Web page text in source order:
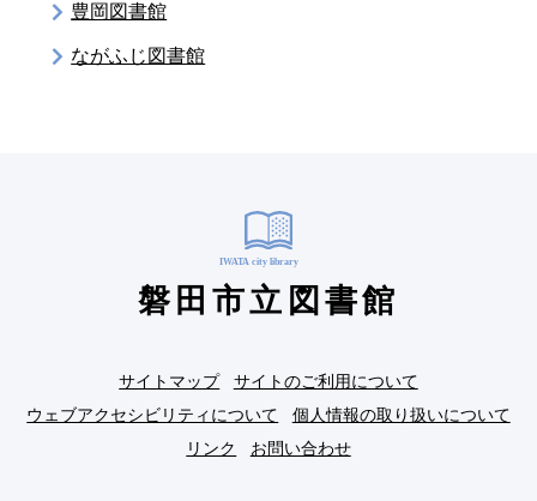
豊岡図書館
ながふじ図書館
磐田市立図書館
サイトマップ
サイトのご利用について
ウェブアクセシビリティについて
個人情報の取り扱いについて
リンク
お問い合わせ